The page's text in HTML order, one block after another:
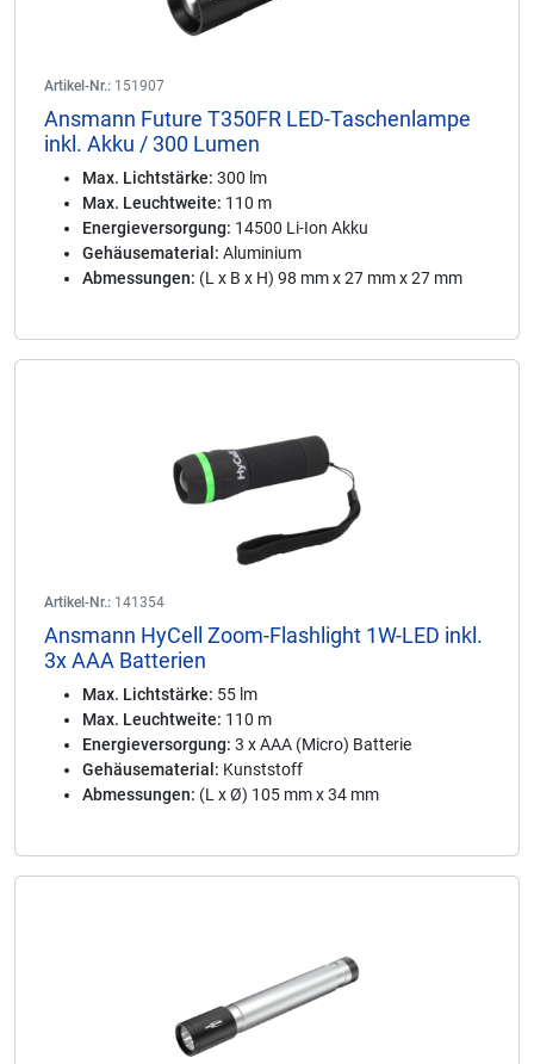
Artikel-Nr.: 151907
Ansmann Future T350FR LED-Taschenlampe
inkl. Akku / 300 Lumen
Max. Lichtstärke: 300 lm
Max. Leuchtweite: 110 m
Energieversorgung: 14500 Li-Ion Akku
Gehäusematerial: Aluminium
Abmessungen: (L x B x H) 98 mm x 27 mm x 27 mm
Artikel-Nr.: 141354
Ansmann HyCell Zoom-Flashlight 1W-LED inkl.
3x AAA Batterien
Max. Lichtstärke: 55 lm
Max. Leuchtweite: 110 m
Energieversorgung: 3 x AAA (Micro) Batterie
Gehäusematerial: Kunststoff
Abmessungen: (L x Ø) 105 mm x 34 mm